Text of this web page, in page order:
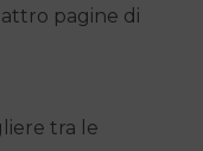
pagine di
tra le